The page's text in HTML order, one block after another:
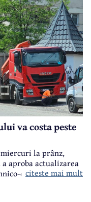
va costa peste
la prânz,
aproba actualizarea
economici și a
citeste mai mult